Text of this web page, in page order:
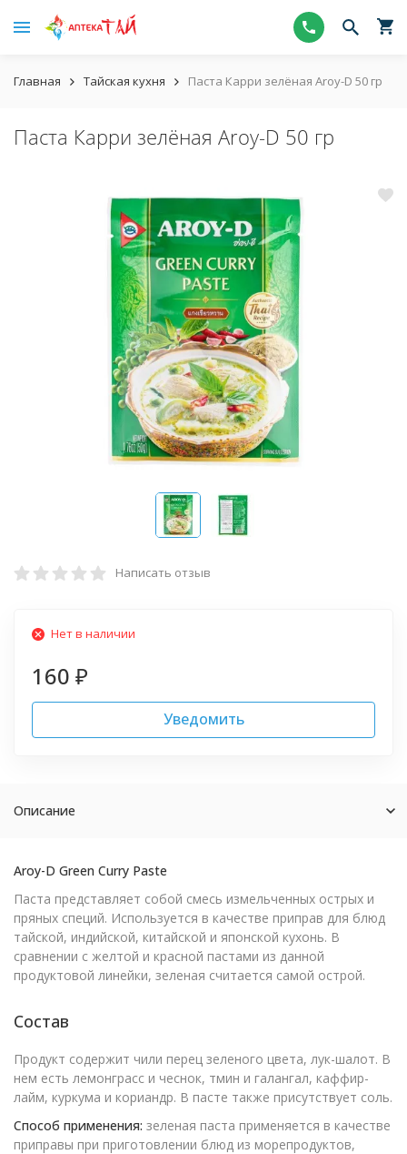
Главная Тайская кухня Паста Карри зелёная Aroy-D 50 гр
Паста Карри зелёная Aroy-D 50 гр
Написать отзыв
Нет в наличии
160 ₽
Уведомить
Описание
Aroy-D Green Curry Paste
Паста представляет собой смесь измельченных острых и
пряных специй. Используется в качестве приправ для блюд
тайской, индийской, китайской и японской кухонь. В
сравнении с желтой и красной пастами из данной
продуктовой линейки, зеленая считается самой острой.
Состав
Продукт содержит чили перец зеленого цвета, лук-шалот. В
нем есть лемонграсс и чеснок, тмин и галангал, каффир-
лайм, куркума и кориандр. В пасте также присутствует соль.
Способ применения: зеленая паста применяется в качестве
приправы при приготовлении блюд из морепродуктов,